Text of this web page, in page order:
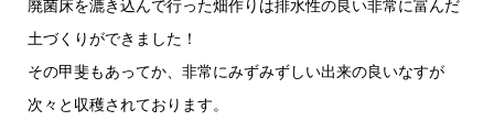
廃菌床を漉き込んで行った畑作りは排水性の良い非常に富んだ
土づくりができました！
その甲斐もあってか、非常にみずみずしい出来の良いなすが
次々と収穫されております。